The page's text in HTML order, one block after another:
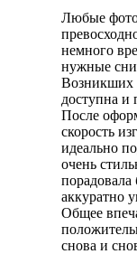
Любые
немного
нужные
Возникших
доступна и
После
скорость
идеально
очень
аккуратно
Общее
снова и